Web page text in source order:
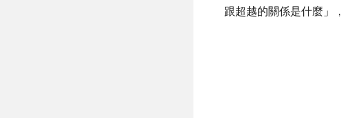
跟超越的關係是什麼」